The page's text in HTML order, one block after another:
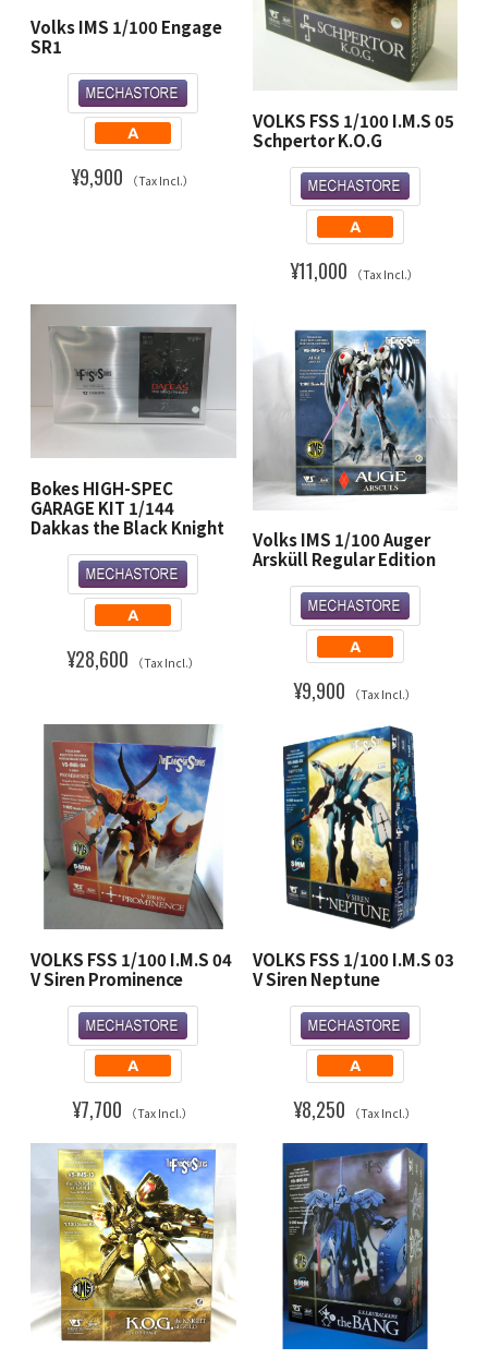
Volks IMS 1/100 Engage
SR1
¥9,900 （Tax Incl.）
VOLKS FSS 1/100 I.M.S 05
Schpertor K.O.G
¥11,000 （Tax Incl.）
Bokes HIGH-SPEC
GARAGE KIT 1/144
Dakkas the Black Knight
¥28,600 （Tax Incl.）
Volks IMS 1/100 Auger
Arsküll Regular Edition
¥9,900 （Tax Incl.）
VOLKS FSS 1/100 I.M.S 04
V Siren Prominence
¥7,700 （Tax Incl.）
VOLKS FSS 1/100 I.M.S 03
V Siren Neptune
¥8,250 （Tax Incl.）